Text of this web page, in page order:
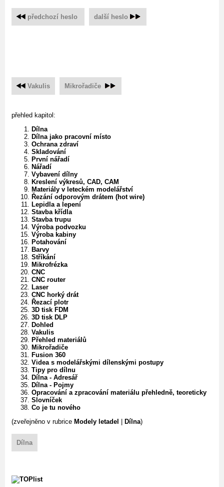
předchozí heslo další heslo
Vakulis Mikrořadiče
přehled kapitol:
Dílna
Dílna jako pracovní místo
Ochrana zdraví
Skladování
První nářadí
Nářadí
Vybavení dílny
Kreslení výkresů, CAD, CAM
Materiály v leteckém modelářství
Řezání odporovým drátem (hot wire)
Lepidla a lepení
Stavba křídla
Stavba trupu
Výroba podvozku
Výroba kabiny
Potahování
Barvy
Stříkání
Mikrofrézka
CNC
CNC router
Laser
CNC horký drát
Řezací plotr
3D tisk FDM
3D tisk DLP
Dohled
Vakulis
Přehled materiálů
Mikrořadiče
Fusion 360
Videa s modelářskými dílenskými postupy
Tipy pro dílnu
Dílna - Adresář
Dílna - Pojmy
Opracování a zpracování materiálu přehledně, teoreticky
Slovníček
Co je tu nového
(zveřejněno v rubrice Modely letadel Dílna)
Dílna